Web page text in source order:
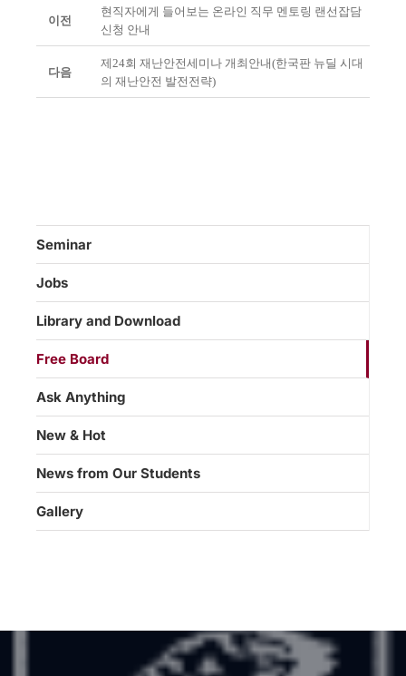
이전
현직자에게 들어보는 온라인 직무 멘토링 랜선잡담
신청 안내
다음
제24회 재난안전세미나 개최안내(한국판 뉴딜 시대
의 재난안전 발전전략)
Seminar
Jobs
Library and Download
Free Board
Ask Anything
New & Hot
News from Our Students
Gallery